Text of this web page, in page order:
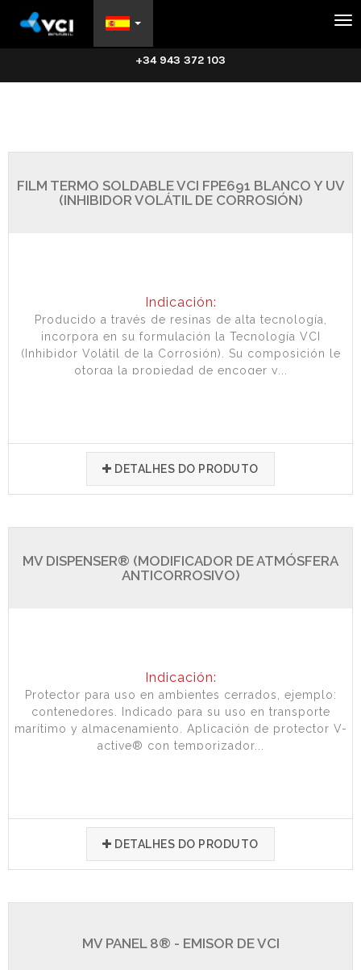
+34 943 372 103
FILM TERMO SOLDABLE VCI FPE691 BLANCO Y UV
(INHIBIDOR VOLÁTIL DE CORROSIÓN)
Indicación:
Producido a través de resinas de alta tecnología,
incorpora en su formulación la Tecnología VCI
(Inhibidor Volátil de la Corrosión). Su composición le
otorga la propiedad de encoger y...
DETALHES DO PRODUTO
MV DISPENSER® (MODIFICADOR DE ATMÓSFERA
ANTICORROSIVO)
Indicación:
Protector para uso en ambientes cerrados, ejemplo:
contenedores. Indicado para su uso en transporte
marítimo y almacenamiento. Aplicación de protector V-
active® con temporizador...
DETALHES DO PRODUTO
MV PANEL 8® - EMISOR DE VCI